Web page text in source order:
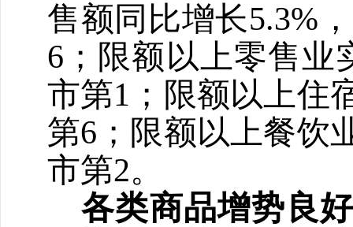
售额同比增长5.3%
6 ； 限额以上零售业
市第1 ； 限额以上住
第6 ； 限额以上餐饮
市第2。
各类商品增势良